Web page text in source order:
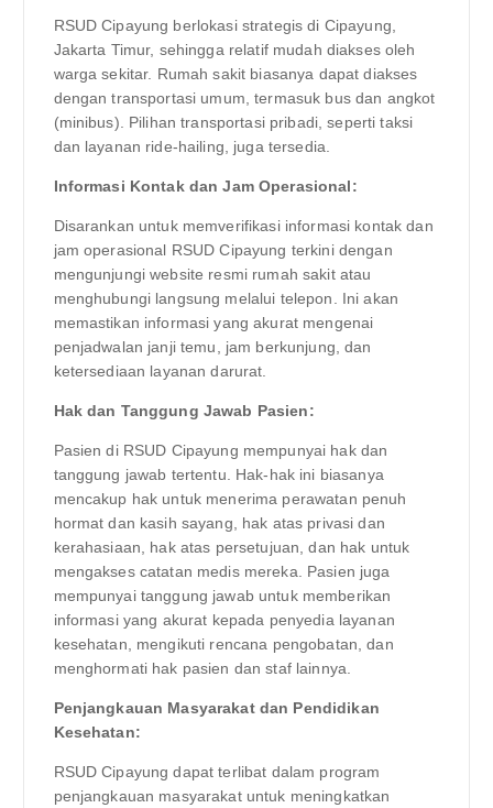
RSUD Cipayung berlokasi strategis di Cipayung,
Jakarta Timur, sehingga relatif mudah diakses oleh
warga sekitar. Rumah sakit biasanya dapat diakses
dengan transportasi umum, termasuk bus dan angkot
(minibus). Pilihan transportasi pribadi, seperti taksi
dan layanan ride-hailing, juga tersedia.
Informasi Kontak dan Jam Operasional:
Disarankan untuk memverifikasi informasi kontak dan
jam operasional RSUD Cipayung terkini dengan
mengunjungi website resmi rumah sakit atau
menghubungi langsung melalui telepon. Ini akan
memastikan informasi yang akurat mengenai
penjadwalan janji temu, jam berkunjung, dan
ketersediaan layanan darurat.
Hak dan Tanggung Jawab Pasien:
Pasien di RSUD Cipayung mempunyai hak dan
tanggung jawab tertentu. Hak-hak ini biasanya
mencakup hak untuk menerima perawatan penuh
hormat dan kasih sayang, hak atas privasi dan
kerahasiaan, hak atas persetujuan, dan hak untuk
mengakses catatan medis mereka. Pasien juga
mempunyai tanggung jawab untuk memberikan
informasi yang akurat kepada penyedia layanan
kesehatan, mengikuti rencana pengobatan, dan
menghormati hak pasien dan staf lainnya.
Penjangkauan Masyarakat dan Pendidikan
Kesehatan:
RSUD Cipayung dapat terlibat dalam program
penjangkauan masyarakat untuk meningkatkan